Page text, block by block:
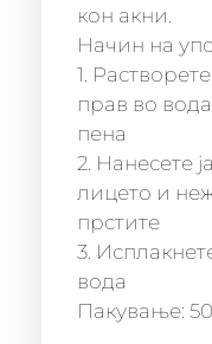
кон акни.
Начин на
1.
прав во
пена
2. Нанесете
лицето и
прстите
3.
вода
Пакување: